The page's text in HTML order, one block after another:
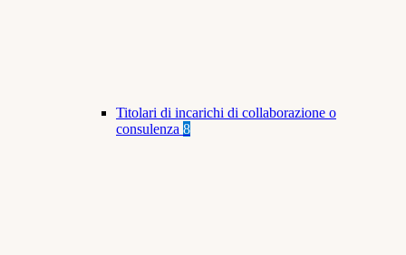
Titolari di incarichi di collaborazione o
consulenza 8